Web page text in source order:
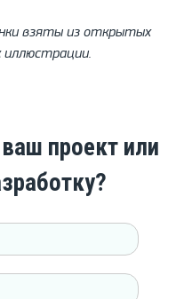
взяты из открытых
иллюстрации.
проект или